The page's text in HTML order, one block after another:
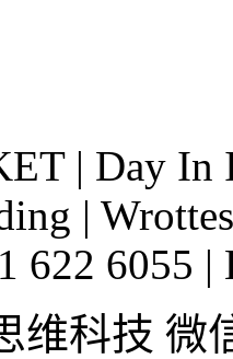
| Day In
|
622 6055 |
维科技 微